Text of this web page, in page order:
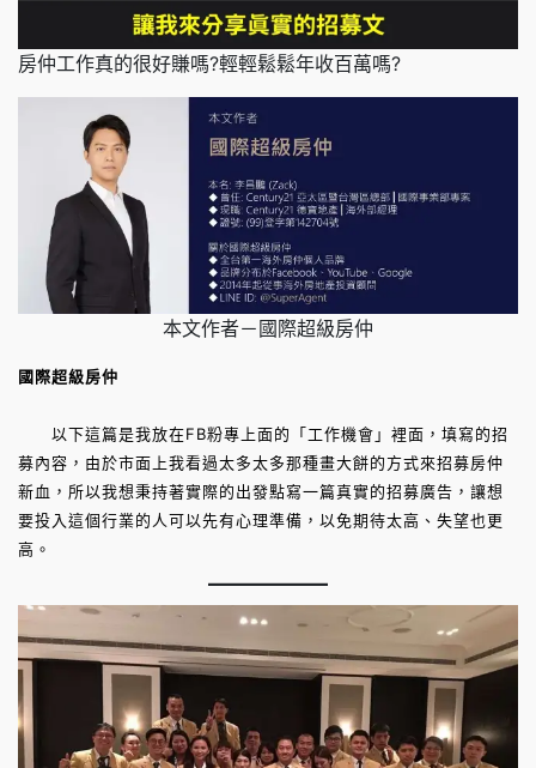
房仲工作真的很好賺嗎?輕輕鬆鬆年收百萬嗎?
本文作者－國際超級房仲
國際超級房仲
以下這篇是我放在FB粉專上面的「工作機會」裡面，填寫的招
募內容，由於市面上我看過太多太多那種畫大餅的方式來招募房仲
新血，所以我想秉持著實際的出發點寫一篇真實的招募廣告，讓想
要投入這個行業的人可以先有心理準備，以免期待太高、失望也更
高。